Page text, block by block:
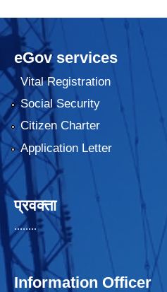
eGov services
Vital Registration
Social Security
Citizen Charter
Application Letter
प्रवक्ता
........
Information Officer